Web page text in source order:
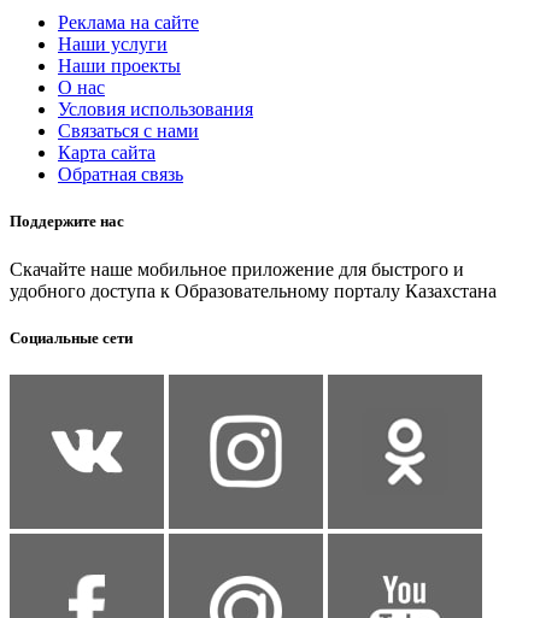
Реклама на сайте
Наши услуги
Наши проекты
О нас
Условия использования
Связаться с нами
Карта сайта
Обратная связь
Поддержите нас
Скачайте наше мобильное приложение для быстрого и
удобного доступа к Образовательному порталу Казахстана
Социальные сети